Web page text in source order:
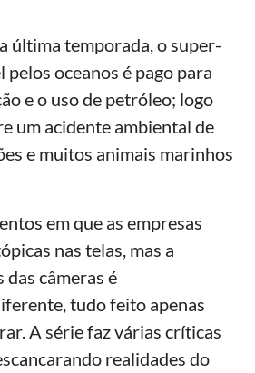
última temporada, o super-
oceanos é pago para
e o uso de petróleo; logo
um acidente ambiental de
e muitos animais marinhos
em que as empresas
nas telas, mas a
câmeras é
tudo feito apenas
A série faz várias críticas
realidades do